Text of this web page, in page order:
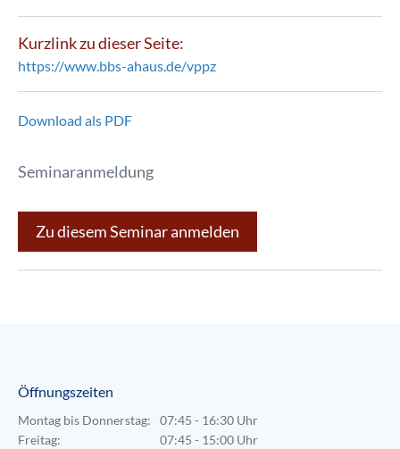
Kurzlink zu dieser Seite:
https://www.bbs-ahaus.de/vppz
Download als PDF
Seminaranmeldung
Zu diesem Seminar anmelden
Öffnungszeiten
Montag bis Donnerstag:
07:45 - 16:30 Uhr
Freitag:
07:45 - 15:00 Uhr